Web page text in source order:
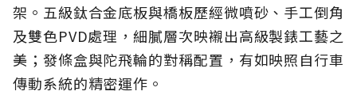
架。五級鈦合金底板與橋板歷經微噴砂、手工倒角
及雙色PVD處理，細膩層次映襯出高級製錶工藝之
美；發條盒與陀飛輪的對稱配置，有如映照自行車
傳動系統的精密運作。